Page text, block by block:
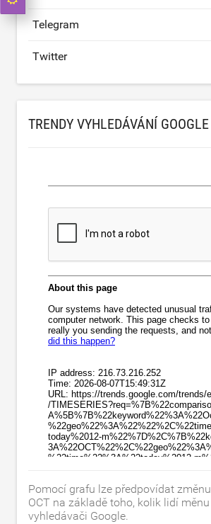
Telegram
Twitter
TRENDY VYHLEDÁVÁNÍ
Pomocí grafu lze předpovídat
OCT na základě toho, kolik lidí
vyhledávači Google.